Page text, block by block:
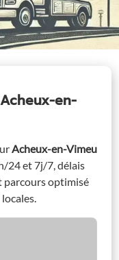
en-
Acheux-en-Vimeu
24 et 7j/7, délais
parcours optimisé